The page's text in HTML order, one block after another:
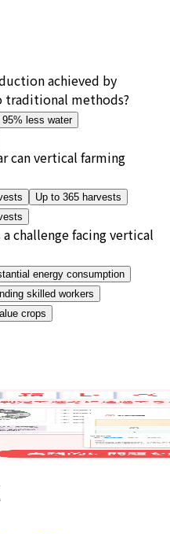
achieved by
traditional methods?
95% less water
can vertical farming
Up to 365 harvests
challenge facing vertical
energy consumption
skilled workers
crops